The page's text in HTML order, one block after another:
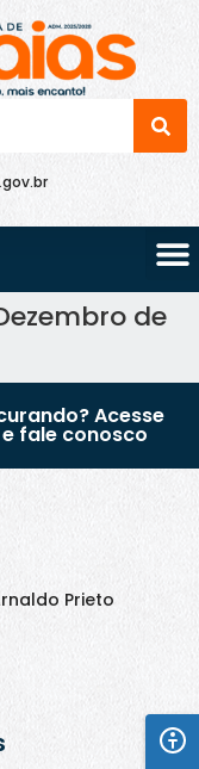
de
Acesse
fale conosco
Prieto